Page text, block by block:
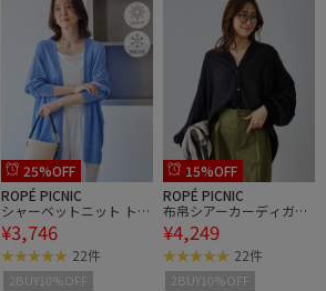
25%OFF
ROPÉ PICNIC
シャーベットニット トッ
パーカーディガン/UVケ
ア・接触冷感
¥3,746
22件
2BUY10%OFF
15%OFF
ROPÉ PICNIC
布帛シアーカーディガン
ブラウス
¥4,249
22件
2BUY10%OFF